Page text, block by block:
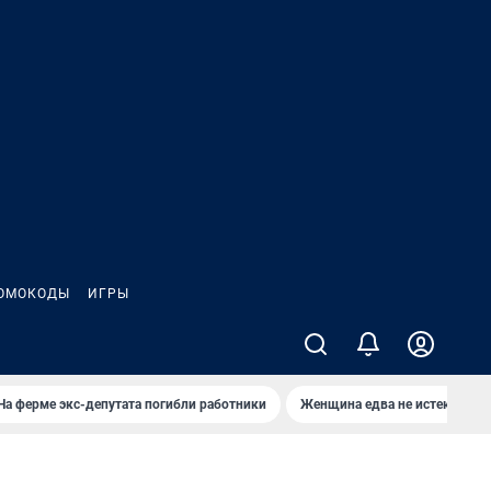
ИГРЫ
ферме экс-депутата погибли работники Женщина едва не истекла